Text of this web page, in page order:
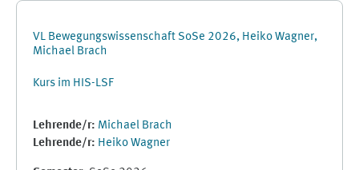
VL Bewegungswissenschaft SoSe 2026, Heiko Wagner,
Michael Brach
Kurs im HIS-LSF
Lehrende/r: Michael Brach
Lehrende/r: Heiko Wagner